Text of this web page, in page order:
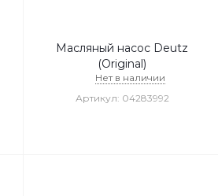
Масляный насос Deutz
(Original)
Нет в наличии
Артикул: 04283992